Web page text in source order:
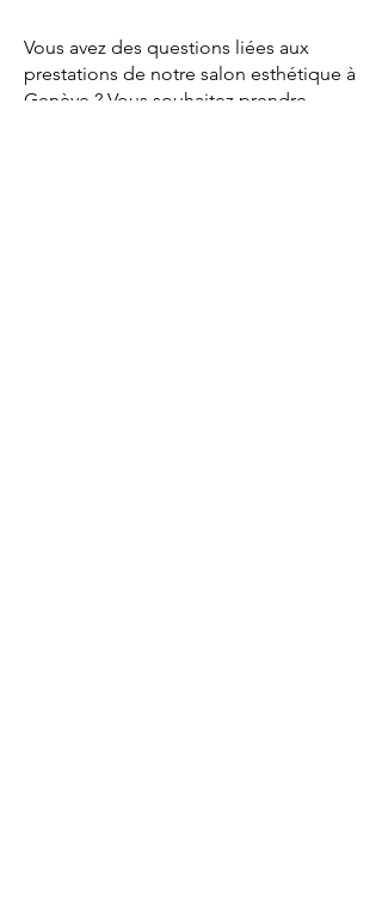
Vous avez des questions liées aux
prestations de notre salon esthétique à
Genève ? Vous souhaitez prendre